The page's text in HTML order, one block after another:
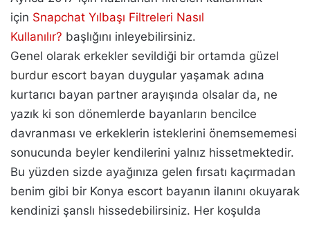
için Snapchat Yılbaşı Filtreleri Nasıl
Kullanılır? başlığını inleyebilirsiniz.
Genel olarak erkekler sevildiği bir ortamda güzel
burdur escort bayan duygular yaşamak adına
kurtarıcı bayan partner arayışında olsalar da, ne
yazık ki son dönemlerde bayanların bencilce
davranması ve erkeklerin isteklerini önemsememesi
sonucunda beyler kendilerini yalnız hissetmektedir.
Bu yüzden sizde ayağınıza gelen fırsatı kaçırmadan
benim gibi bir Konya escort bayanın ilanını okuyarak
kendinizi şanslı hissedebilirsiniz. Her koşulda